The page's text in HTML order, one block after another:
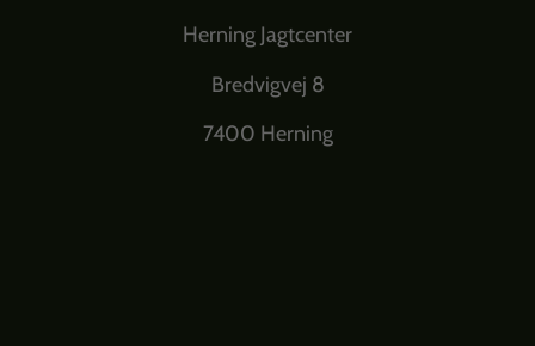
Herning Jagtcenter
Bredvigvej 8
7400 Herning